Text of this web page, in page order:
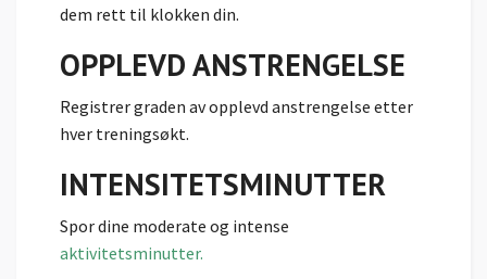
dem rett til klokken din.
OPPLEVD ANSTRENGELSE
Registrer graden av opplevd anstrengelse etter
hver treningsøkt.
INTENSITETS­MINUTTER
Spor dine moderate og intense
aktivitetsminutter.